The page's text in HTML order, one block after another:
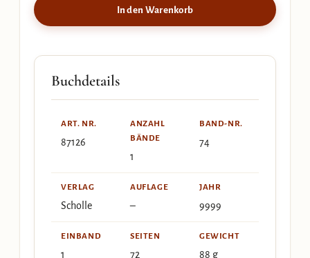
In den Warenkorb
Buchdetails
ART. NR.
87126
ANZAHL
BÄNDE
1
BAND-NR.
74
VERLAG
Scholle
AUFLAGE
–
JAHR
9999
EINBAND
1
SEITEN
72
GEWICHT
88 g